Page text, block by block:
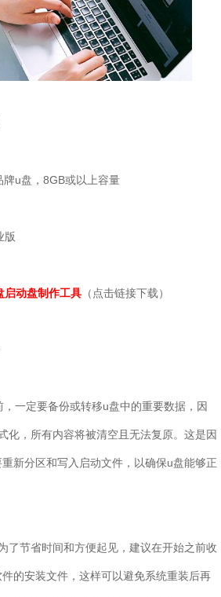
u盘，8GB或以上容量
版
启动盘制作工具 （点击链接下载）
一定要备份或转移u盘中的重要数据，因
化，所有内容将被清空且无法复原。这是因
新分区和写入启动文件，以确保u盘能够正
了节省时间和方便起见，建议在开始之前收
的安装文件，这样可以避免系统重装后再